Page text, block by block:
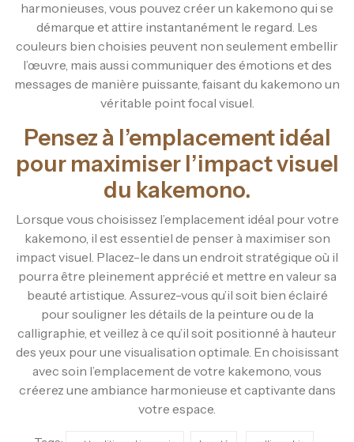
harmonieuses, vous pouvez créer un kakemono qui se
démarque et attire instantanément le regard. Les
couleurs bien choisies peuvent non seulement embellir
l’œuvre, mais aussi communiquer des émotions et des
messages de manière puissante, faisant du kakemono un
véritable point focal visuel.
Pensez à l’emplacement idéal
pour maximiser l’impact visuel
du kakemono.
Lorsque vous choisissez l’emplacement idéal pour votre
kakemono, il est essentiel de penser à maximiser son
impact visuel. Placez-le dans un endroit stratégique où il
pourra être pleinement apprécié et mettre en valeur sa
beauté artistique. Assurez-vous qu’il soit bien éclairé
pour souligner les détails de la peinture ou de la
calligraphie, et veillez à ce qu’il soit positionné à hauteur
des yeux pour une visualisation optimale. En choisissant
avec soin l’emplacement de votre kakemono, vous
créerez une ambiance harmonieuse et captivante dans
votre espace.